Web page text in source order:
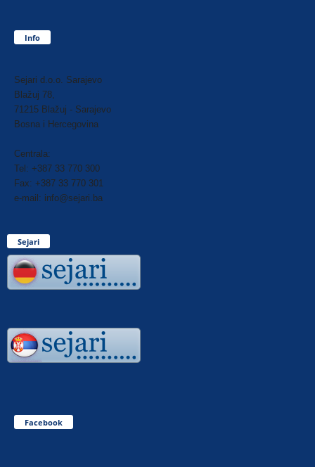
Info
Sejari d.o.o. Sarajevo
Blažuj 78,
71215 Blažuj - Sarajevo
Bosna i Hercegovina
Centrala:
Tel: +387 33 770 300
Fax: +387 33 770 301
e-mail: info@sejari.ba
Sejari
Facebook